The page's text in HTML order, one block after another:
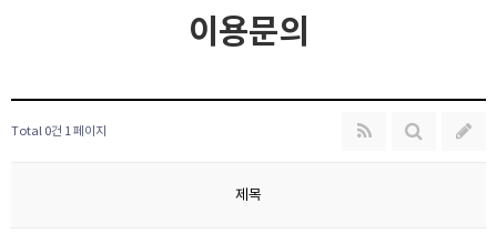
이용문의
Total 0건 1 페이지
제목